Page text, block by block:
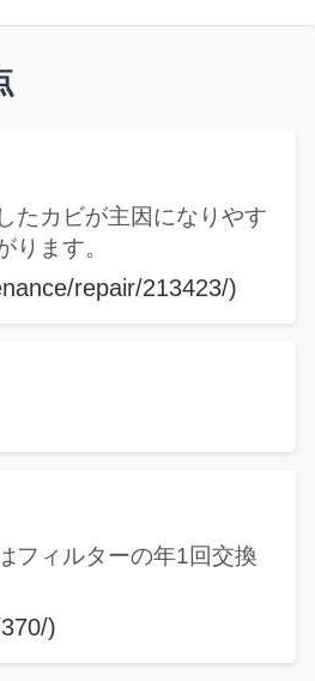
たカビが主因になりやす
ります。
repair/213423/)
フィルターの年1回交換
)